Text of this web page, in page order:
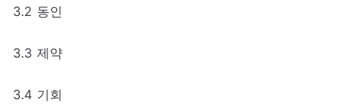
3.2 동인
3.3 제약
3.4 기회